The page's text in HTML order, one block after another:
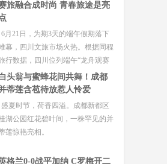
蒂莲含苞待放惹人怜爱
盛夏时节，荷香四溢。成都新都区
桂湖公园红花碧叶间，一株罕见的并
莲惊艳亮相。
格兰0-0战平加纳 C罗梅开二
葡萄牙5球大胜
北京时间6月24日，2026美加墨世界
小组赛L组第二轮中，英格兰0-0战
加纳，小组赛一胜一平积4分。
都两座“家门口的公园”正式